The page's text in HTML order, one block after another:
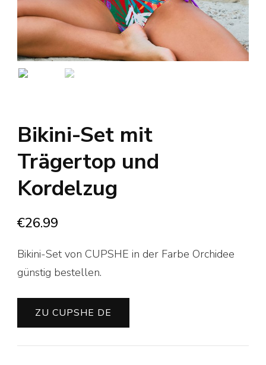
Bikini-Set mit
Trägertop und
Kordelzug
€26.99
Bikini-Set von CUPSHE in der Farbe Orchidee
günstig bestellen.
ZU CUPSHE DE